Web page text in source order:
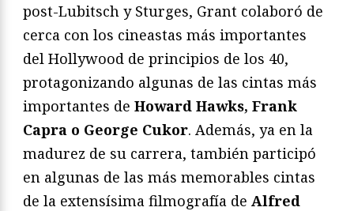
post-Lubitsch y Sturges, Grant colaboró de
cerca con los cineastas más importantes
del Hollywood de principios de los 40,
protagonizando algunas de las cintas más
importantes de Howard Hawks, Frank
Capra o George Cukor. Además, ya en la
madurez de su carrera, también participó
en algunas de las más memorables cintas
de la extensísima filmografía de Alfred